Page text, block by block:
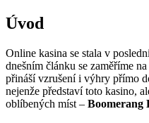
Úvod
Online kasina se stala v
dnešním článku se zaměříme na
přináší vzrušení i výhry přímo
nejenže představí toto kasino,
oblíbených míst – Boomerang